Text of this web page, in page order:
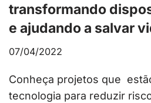
transformando
e ajudando a salvar
07/04/2022
Conheça projetos que
tecnologia para reduzir